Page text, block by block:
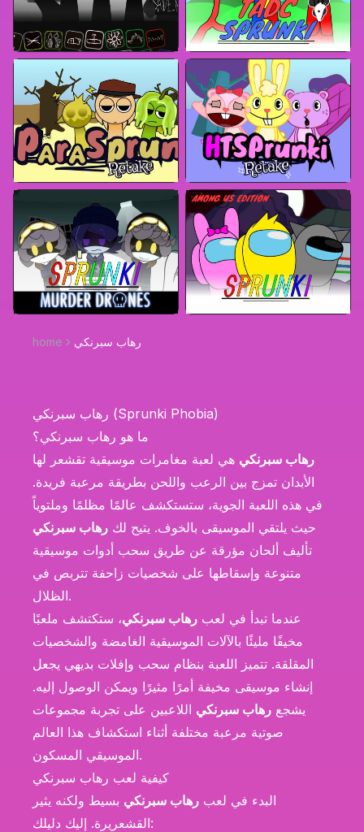
home رهاب سبرنكي
رهاب سبرنكي (Sprunki Phobia)
ما هو رهاب سبرنكي؟
رهاب سبرنكي هي لعبة مغامرات موسيقية تقشعر لها
الأبدان تمزج بين الرعب واللحن بطريقة مرعبة فريدة.
في هذه اللعبة الجوية، ستستكشف عالمًا مظلمًا وملتوياً
حيث يلتقي الموسيقى بالخوف. يتيح لك رهاب سبرنكي
تأليف ألحان مؤرقة عن طريق سحب أدوات موسيقية
متنوعة وإسقاطها على شخصيات زاحفة تتربص في
الظلال.
عندما تبدأ في لعب رهاب سبرنكي، ستكتشف ملعبًا
مخيفًا مليئًا بالآلات الموسيقية الغامضة والشخصيات
المقلقة. تتميز اللعبة بنظام سحب وإفلات بديهي يجعل
إنشاء موسيقى مخيفة أمرًا مثيرًا ويمكن الوصول إليه.
يشجع رهاب سبرنكي اللاعبين على تجربة مجموعات
صوتية مرعبة مختلفة أثناء استكشاف هذا العالم
الموسيقي المسكون.
كيفية لعب رهاب سبرنكي
البدء في لعب رهاب سبرنكي بسيط ولكنه يثير
القشعريرة. إليك دليلك: